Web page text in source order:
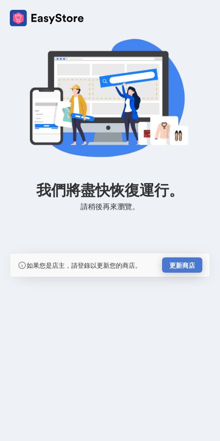
我們將盡快恢復運行。
請稍後再來瀏覽。
如果您是店主，請登錄以更新您的商店。 更新商店